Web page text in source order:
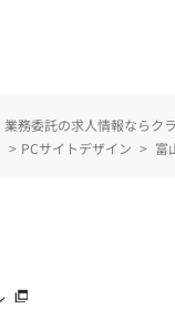
務委託の求人情報ならク
> PCサイトデザイン > 富